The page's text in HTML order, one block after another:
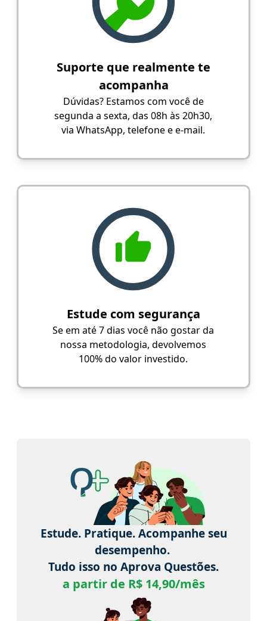
Suporte que realmente te
acompanha
Dúvidas? Estamos com você de
segunda a sexta, das 08h às 20h30,
via WhatsApp, telefone e e-mail.
Estude com segurança
Se em até 7 dias você não gostar da
nossa metodologia, devolvemos
100% do valor investido.
Estude. Pratique. Acompanhe seu
desempenho.
Tudo isso no Aprova Questões.
a partir de R$ 14,90/mês